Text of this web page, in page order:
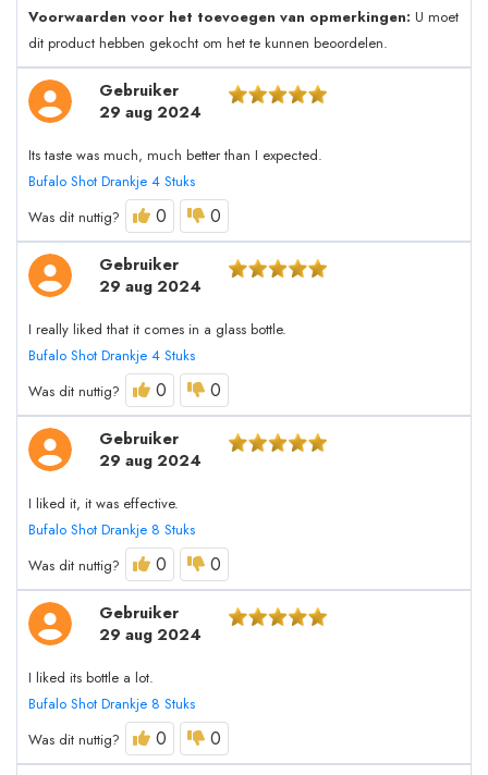
Voorwaarden voor het toevoegen van opmerkingen: U moet
dit product hebben gekocht om het te kunnen beoordelen.
Gebruiker
29 aug 2024
Its taste was much, much better than I expected.
Bufalo Shot Drankje 4 Stuks
Was dit nuttig?
0 0
Gebruiker
29 aug 2024
I really liked that it comes in a glass bottle.
Bufalo Shot Drankje 4 Stuks
Was dit nuttig?
0 0
Gebruiker
29 aug 2024
I liked it, it was effective.
Bufalo Shot Drankje 8 Stuks
Was dit nuttig?
0 0
Gebruiker
29 aug 2024
I liked its bottle a lot.
Bufalo Shot Drankje 8 Stuks
Was dit nuttig?
0 0